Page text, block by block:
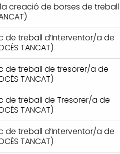
creació de borses de treball
treball d’Interventor/a de
TANCAT)
de treball de tresorer/a de
TANCAT)
de treball de Tresorer/a de
TANCAT)
treball d’Interventor/a de
TANCAT)